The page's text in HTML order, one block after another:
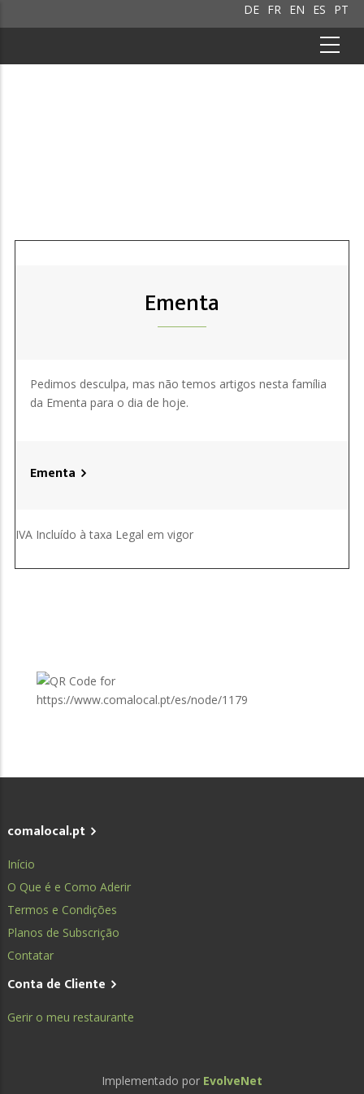
PT
ES
EN
FR
DE
Ementa
Pedimos desculpa, mas não temos artigos nesta família
da Ementa para o dia de hoje.
Ementa
IVA Incluído à taxa Legal em vigor
comalocal.pt
Início
O Que é e Como Aderir
Termos e Condições
Planos de Subscrição
Contatar
Conta de Cliente
Gerir o meu restaurante
Implementado por EvolveNet